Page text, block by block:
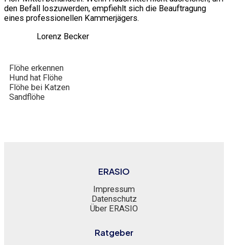
den Befall loszuwerden, empfiehlt sich die Beauftragung
eines professionellen Kammerjägers.
Lorenz Becker
Flöhe erkennen
Hund hat Flöhe
Flöhe bei Katzen
Sandflöhe
ERASIO
Impressum
Datenschutz
Über ERASIO
Ratgeber